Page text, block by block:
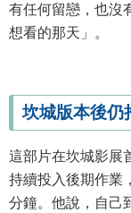
有任何留戀，也沒
想看的那天」。
坎城版本後仍
這部片在坎城影展
持續投入後期作業
分鐘。他說，自己